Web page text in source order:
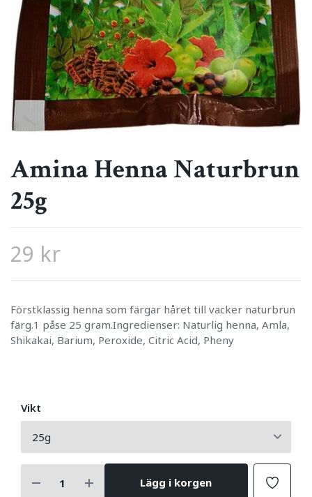
Amina Henna Naturbrun
25g
29 kr
Förstklassig henna som färgar håret till vacker naturbrun
färg.1 påse 25 gram.Ingredienser: Naturlig henna, Amla,
Shikakai, Barium, Peroxide, Citric Acid, Pheny
Vikt
Lägg i korgen